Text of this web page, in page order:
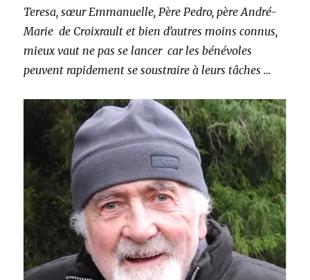
Teresa, sœur Emmanuelle, Père Pedro, père André-
Marie de Croixrault et bien d’autres moins connus,
mieux vaut ne pas se lancer car les bénévoles
peuvent rapidement se soustraire à leurs tâches …